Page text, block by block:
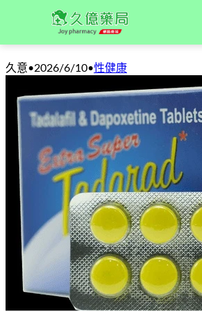
超級雙效犀利士真實體驗
久意•2026/6/10•性健康